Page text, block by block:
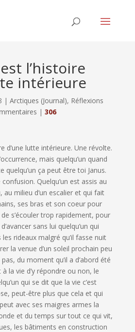
l’histoire
intérieure
| Arctiques (Journal), Réflexions
| 306
d’une lutte intérieure. Une révolte.
mais quelqu’un quand
quelqu’un ça peut être toi Janus.
confusion. Quelqu’un est assis au
au milieu d’un escalier et qui fait
ses bras et son coeur pour
s’écouler trop rapidement, pour
sans lui quelqu’un qui
rideaux malgré qu’il fasse nuit
la venue d’un soleil prochain peu
du moment qu’il a d’abord été
à la vie d’y répondre ou non, le
qui se dit que la vie c’est
peut-être plus que cela et qui
avec ses maigres armes la
et du temps sur tout ce qui vit,
les bâtiments en construction